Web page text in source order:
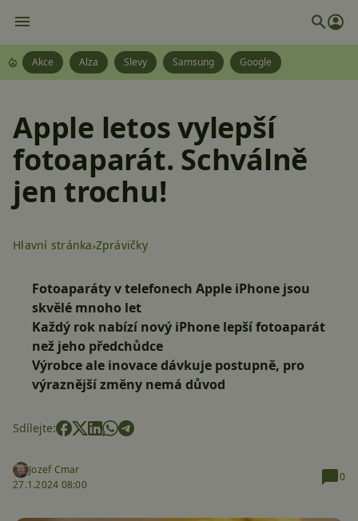
Akce Alza Slevy Samsung Google
Apple letos vylepší
fotoaparát. Schválně
jen trochu!
Hlavní stránka Zprávičky
Fotoaparáty v telefonech Apple iPhone jsou
skvělé mnoho let
Každý rok nabízí nový iPhone lepší fotoaparát
než jeho předchůdce
Výrobce ale inovace dávkuje postupně, pro
výraznější změny nemá důvod
Sdílejte:
Jozef Cmar
27.1.2024 08:00
0